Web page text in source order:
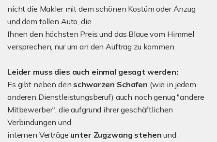
nicht die Makler mit dem schönen Kostüm oder Anzug
und dem tollen Auto, die
Ihnen den höchsten Preis und das Blaue vom Himmel
versprechen, nur um an den Auftrag zu kommen.
Leider muss dies auch einmal gesagt werden:
Es gibt neben den schwarzen Schafen (wie in jedem
anderen Dienstleistungsberuf) auch noch genug "andere
Mitbewerber", die aufgrund ihrer geschäftlichen
Verbindungen und
internen Verträge unter Zugzwang stehen und